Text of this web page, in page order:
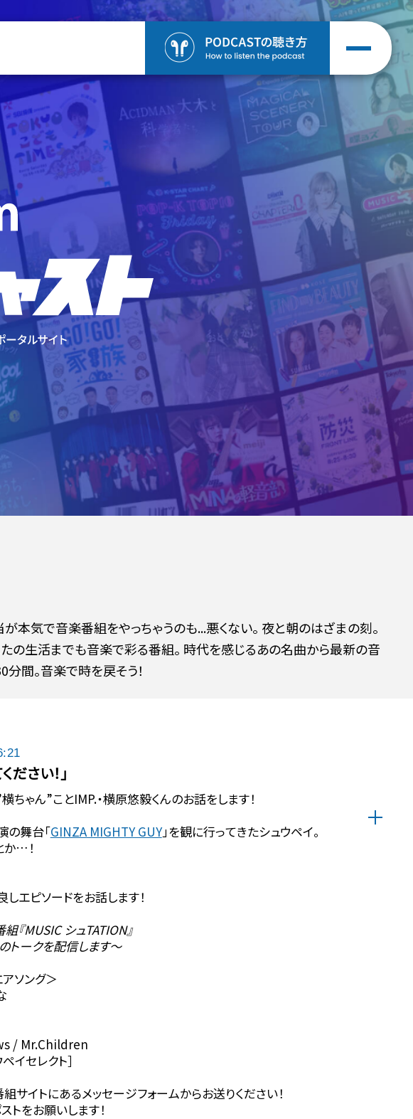
本気で音楽番組をやっちゃうのも...悪くない。 夜と朝のはざまの刻。
の生活までも音楽で彩る番組。 時代を感じるあの名曲から最新の音
間。音楽で時を戻そう！
ださい！」
ちゃん”ことIMP.・横原悠毅くんのお話をします！
の舞台「GINZA MIGHTY GUY」を観に行ってきたシュウペイ。
か…！
エピソードをお話します！
『MUSIC シュTATION』
ークを配信します〜
ソング＞
/ Mr.Children
イセレクト］
サイトにあるメッセージフォームからお送りください！
トをお願いします！